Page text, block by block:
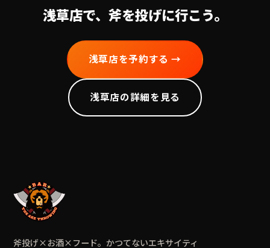
浅草店で、斧を投げに行こう。
浅草店を予約する →
浅草店の詳細を見る
斧投げ×お酒×フード。かつてないエキサイティ